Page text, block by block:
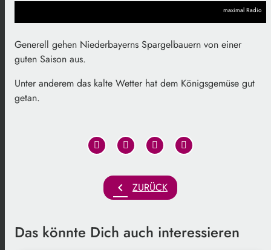
maximal Radio
Generell gehen Niederbayerns Spargelbauern von einer
guten Saison aus.
Unter anderem das kalte Wetter hat dem Königsgemüse gut
getan.
chevron_left ZURÜCK
Das könnte Dich auch interessieren